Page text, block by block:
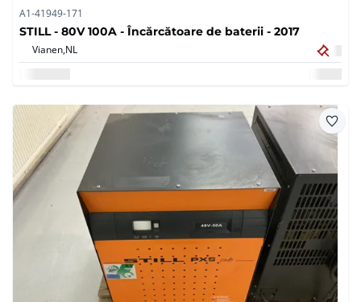
A1-41949-171
STILL - 80V 100A - Încărcătoare de baterii - 2017
Vianen,NL